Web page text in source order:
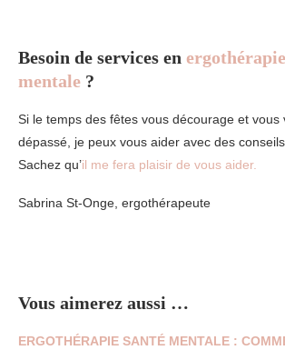
Besoin de services en
mentale ?
Si le temps des fêtes vous décourage et vous
dépassé, je peux vous aider avec des
Sachez qu’il me fera plaisir de vous aider.
Sabrina St-Onge, ergothérapeute
Vous aimerez aussi …
ERGOTHÉRAPIE SANTÉ MENTALE :